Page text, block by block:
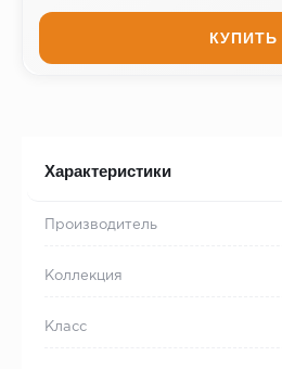
КУПИТЬ
Характеристики
Производитель
Коллекция
Класс